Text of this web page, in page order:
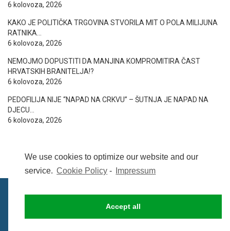
We use cookies to optimize our website and our
service. Cookie Policy - Impressum
Accept all
6 kolovoza, 2026
KAKO JE POLITIČKA TRGOVINA STVORILA MIT O POLA MILIJUNA
RATNIKA…
6 kolovoza, 2026
NEMOJMO DOPUSTITI DA MANJINA KOMPROMITIRA ČAST
HRVATSKIH BRANITELJA!?
6 kolovoza, 2026
PEDOFILIJA NIJE “NAPAD NA CRKVU” – ŠUTNJA JE NAPAD NA
DJECU…
6 kolovoza, 2026